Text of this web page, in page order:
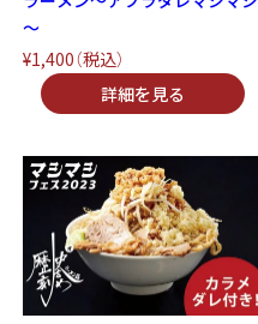
～
¥1,400（税込）